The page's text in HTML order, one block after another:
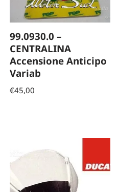
99.0930.0 –
CENTRALINA
Accensione Anticipo
Variab
€45,00